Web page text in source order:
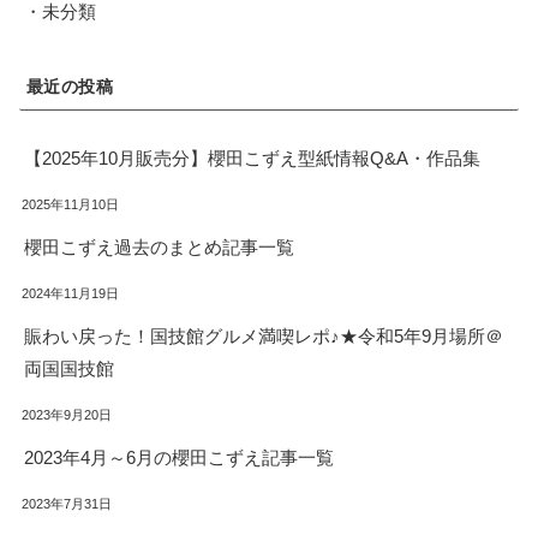
・未分類
最近の投稿
【2025年10月販売分】櫻田こずえ型紙情報Q&A・作品集
2025年11月10日
櫻田こずえ過去のまとめ記事一覧
2024年11月19日
賑わい戻った！国技館グルメ満喫レポ♪★令和5年9月場所＠
両国国技館
2023年9月20日
2023年4月～6月の櫻田こずえ記事一覧
2023年7月31日